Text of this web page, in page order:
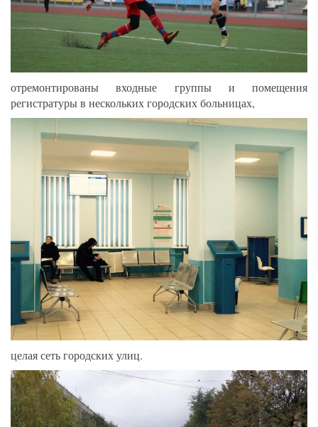
отремонтированы входные группы и помещения
регистратуры в нескольких городских больницах,
целая сеть городских улиц.